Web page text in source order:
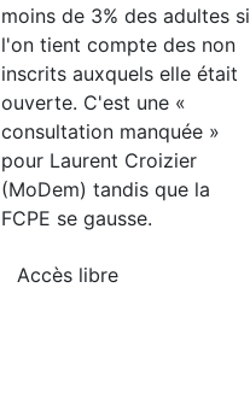
moins de 3% des adultes si
l'on tient compte des non
inscrits auxquels elle était
ouverte. C'est une «
consultation manquée »
pour Laurent Croizier
(MoDem) tandis que la
FCPE se gausse.
Accès libre